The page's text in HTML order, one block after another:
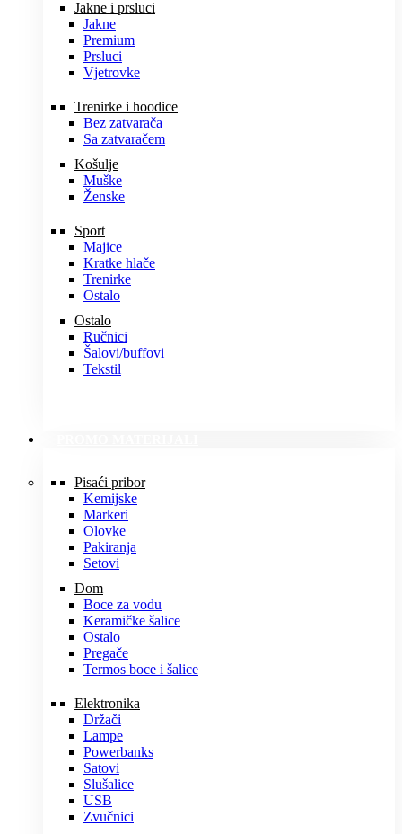
Jakne i prsluci
Jakne
Premium
Prsluci
Vjetrovke
Trenirke i hoodice
Bez zatvarača
Sa zatvaračem
Košulje
Muške
Ženske
Sport
Majice
Kratke hlače
Trenirke
Ostalo
Ostalo
Ručnici
Šalovi/buffovi
Tekstil
Pisaći pribor
Kemijske
Markeri
Olovke
Pakiranja
Setovi
Dom
Boce za vodu
Keramičke šalice
Ostalo
Pregače
Termos boce i šalice
Elektronika
Držači
Lampe
Powerbanks
Satovi
Slušalice
USB
Zvučnici